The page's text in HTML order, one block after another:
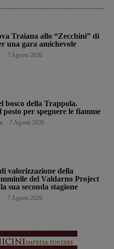
Traiana allo “Zecchini” di
una gara amichevole
7 Agosto 2026
bosco della Trappola.
posto per spegnere le fiamme
7 Agosto 2026
valorizzazione della
del Valdarno Project
sua seconda stagione
7 Agosto 2026